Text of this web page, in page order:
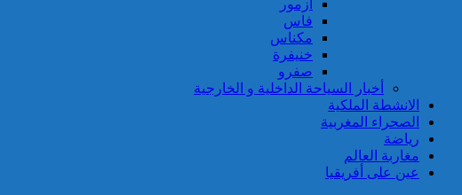
أزمور
فاس
مكناس
خنيفرة
صفرو
أخبار السياحة الداخلية و الخارجية
الانشطة الملكية
الصحراء المغربية
رياضة
مغاربة العالم
عين على أفريقيا